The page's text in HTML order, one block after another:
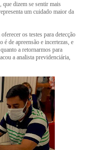
dizem se sentir mais
um cuidado maior da
os testes para detecção
de apreensão e incertezas, e
a retornarmos para
a analista previdenciária,